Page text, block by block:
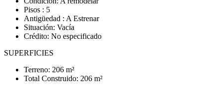
Pisos : 5
Antigüedad : A Estrenar
Situación: Vacía
Crédito: No especificado
SUPERFICIES
Terreno: 206 m²
Total Construido: 206 m²